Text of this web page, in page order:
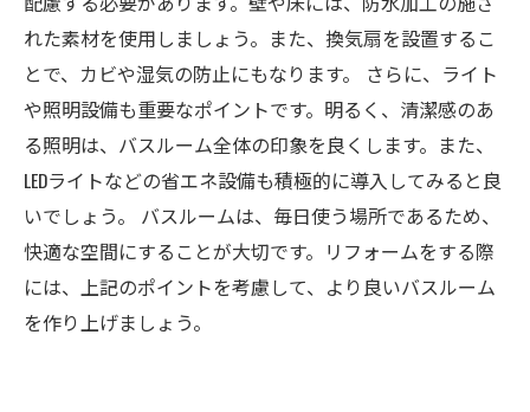
れた素材を使用しましょう。また、換気扇を設置するこ
とで、カビや湿気の防止にもなります。 さらに、ライト
や照明設備も重要なポイントです。明るく、清潔感のあ
る照明は、バスルーム全体の印象を良くします。また、
LEDライトなどの省エネ設備も積極的に導入してみると良
いでしょう。 バスルームは、毎日使う場所であるため、
快適な空間にすることが大切です。リフォームをする際
には、上記のポイントを考慮して、より良いバスルーム
を作り上げましょう。